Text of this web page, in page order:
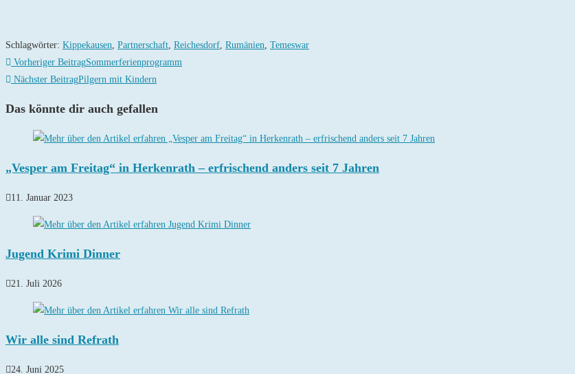
Schlagwörter: Kippekausen, Partnerschaft, Reichesdorf, Rumänien, Temeswar
Weitere
Artikel
ansehen
Vorheriger BeitragSommerferienprogramm
Nächster BeitragPilgern mit Kindern
Das könnte dir auch gefallen
„Vesper am Freitag“ in Herkenrath – erfrischend anders seit 7 Jahren
11. Januar 2023
Jugend Krimi Dinner
21. Juli 2026
Wir alle sind Refrath
24. Juni 2025